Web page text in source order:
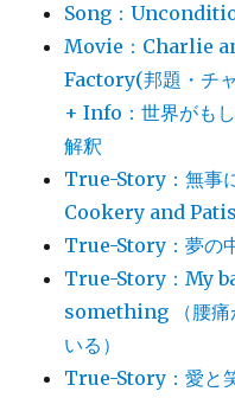
Song：
Movie：Charlie
Factory(邦題・チ
+ Info：世界がも
解釈
True-Story：無
Cookery and
True-Story：夢の
True-Story：My
something （腰痛
いる）
True-Story：愛と